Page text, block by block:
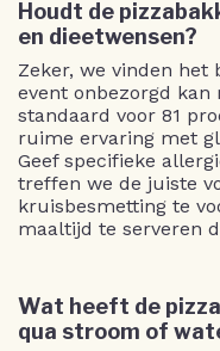
Houdt de
en dieetwensen?
Zeker, we vinden het
event onbezorgd kan
standaard voor 81
ruime ervaring met
Geef specifieke
treffen we de juiste
kruisbesmetting te
maaltijd te serveren
Wat heeft de
qua stroom of